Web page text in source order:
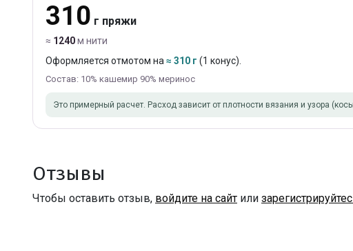
310 г пряжи
≈ 1240м нити
Оформляется отмотом на ≈ 310 г (1 конус).
Состав: 10% кашемир 90% меринос
Это примерный расчет. Расход зависит от плотности вязания и узора
Отзывы
Чтобы оставить отзыв, войдите на сайт или